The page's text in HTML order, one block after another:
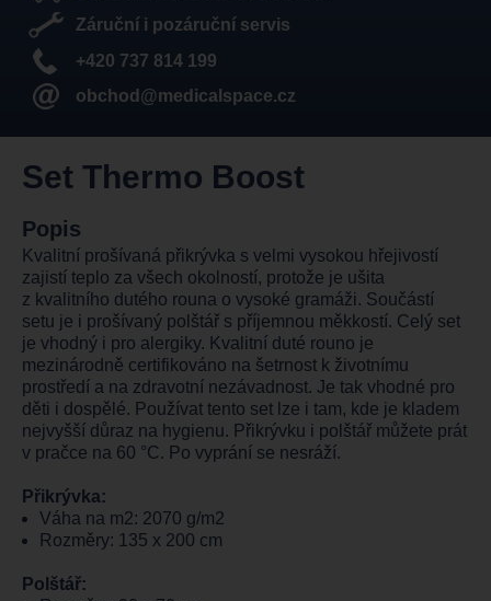
Záruční i pozáruční servis
+420 737 814 199
obchod@medicalspace.cz
Set Thermo Boost
Popis
Kvalitní prošívaná přikrývka s velmi vysokou hřejivostí
zajistí teplo za všech okolností, protože je ušita
z kvalitního dutého rouna o vysoké gramáži. Součástí
setu je i prošívaný polštář s příjemnou měkkostí. Celý set
je vhodný i pro alergiky. Kvalitní duté rouno je
mezinárodně certifikováno na šetrnost k životnímu
prostředí a na zdravotní nezávadnost. Je tak vhodné pro
děti i dospělé. Používat tento set lze i tam, kde je kladem
nejvyšší důraz na hygienu. Přikrývku i polštář můžete prát
v pračce na 60 °C. Po vyprání se nesráží.
Přikrývka:
Váha na m2: 2070 g/m2
Rozměry: 135 x 200 cm
Polštář: